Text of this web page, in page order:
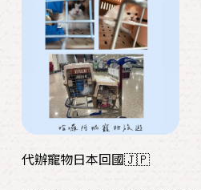
代辦寵物日本回國🇯🇵